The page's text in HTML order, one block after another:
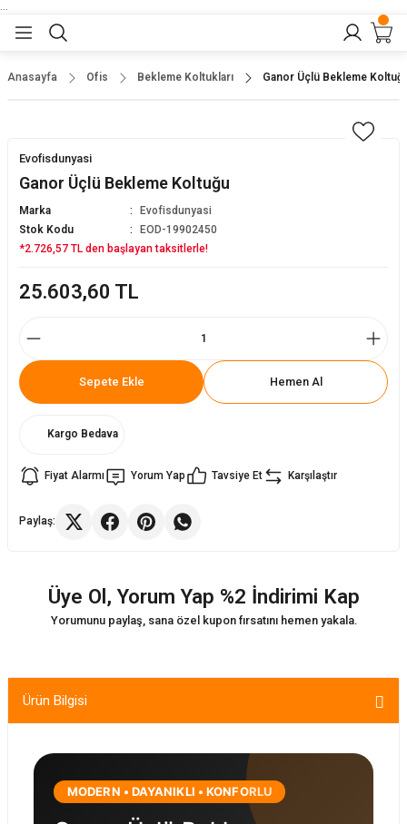
Anasayfa Ofis Bekleme Koltukları Ganor Üçlü Bekleme
Evofisdunyasi
Ganor Üçlü Bekleme Koltuğu
Marka
Evofisdunyasi
Stok Kodu
EOD-19902450
*2.726,57 TL den başlayan taksitlerle!
25.603,60 TL
Sepete Ekle Hemen Al
Kargo Bedava
Fiyat Alarmı Yorum Yap Tavsiye Et Karşılaştır
Paylaş:
Üye Ol, Yorum Yap %2 İndirimi Kap
Yorumunu paylaş, sana özel kupon fırsatını hemen yakala.
Ürün Bilgisi
MODERN • DAYANIKLI • KONFORLU